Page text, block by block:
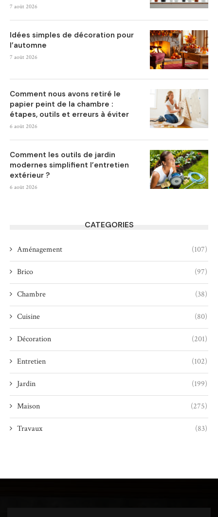
7 août 2026
Idées simples de décoration pour
l’automne
7 août 2026
Comment nous avons retiré le
papier peint de la chambre :
étapes, outils et erreurs à éviter
6 août 2026
Comment les outils de jardin
modernes simplifient l’entretien
extérieur ?
6 août 2026
CATEGORIES
Aménagement (107)
Brico (97)
Chambre (38)
Cuisine (80)
Décoration (201)
Entretien (102)
Jardin (199)
Maison (275)
Travaux (83)